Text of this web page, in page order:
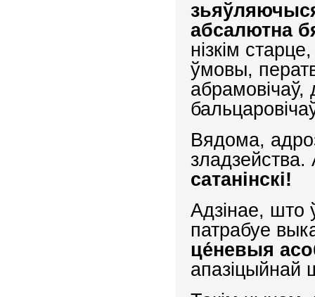
абсалютна
нізкім
ўмовы,
Вядома,
сатанінскі!
Адзінае, што
патрабуе
це́невыя